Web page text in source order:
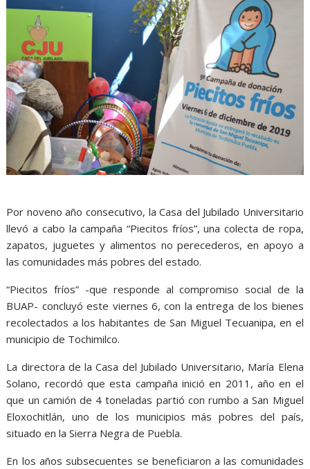
Por noveno año consecutivo, la Casa del Jubilado Universitario
llevó a cabo la campaña “Piecitos fríos”, una colecta de ropa,
zapatos, juguetes y alimentos no perecederos, en apoyo a
las comunidades más pobres del estado.
“Piecitos fríos” -que responde al compromiso social de la
BUAP- concluyó este viernes 6, con la entrega de los bienes
recolectados a los habitantes de San Miguel Tecuanipa, en el
municipio de Tochimilco.
La directora de la Casa del Jubilado Universitario, María Elena
Solano, recordó que esta campaña inició en 2011, año en el
que un camión de 4 toneladas partió con rumbo a San Miguel
Eloxochitlán, uno de los municipios más pobres del país,
situado en la Sierra Negra de Puebla.
En los años subsecuentes se beneficiaron a las comunidades